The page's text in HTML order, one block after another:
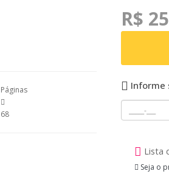
Páginas
68
R$
Informe
Lista
Seja o